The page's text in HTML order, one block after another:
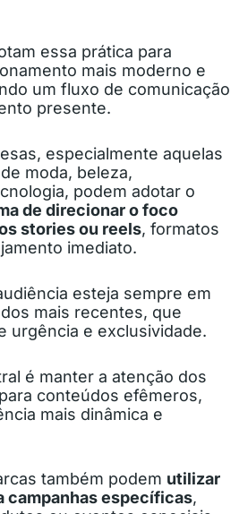
essa prática para
mais moderno e
um fluxo de comunicação
presente.
especialmente aquelas
moda, beleza,
podem adotar o
de direcionar o foco
stories ou reels, formatos
imediato.
esteja sempre em
mais recentes, que
urgência e exclusividade.
é manter a atenção dos
conteúdos efêmeros,
mais dinâmica e
também podem utilizar
campanhas específicas,